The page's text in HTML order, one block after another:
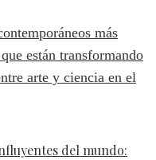
del mundo: